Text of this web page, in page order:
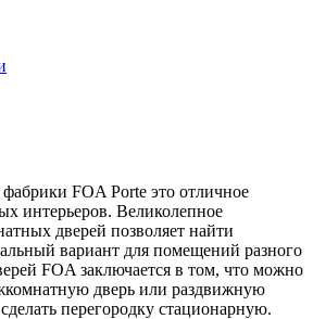
FOA Porte это отличное
интерьеров. Великолепное
дверей позволяет найти
вариант для помещений разного
FOA заключается в том, что можно
дверь или раздвижную
перегородку стационарную.